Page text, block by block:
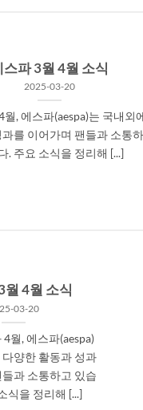
스파 3월 4월 소식
2025-03-20
, 에스파(aespa)는 국내외
를 이어가며 팬들과 소통
. 주요 소식을 정리해 [...]
월 4월 소식
03-20
월, 에스파(aespa)
양한 활동과 성과
과 소통하고 있습
식을 정리해 [...]